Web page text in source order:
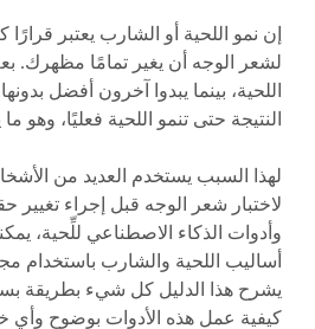
إن نمو اللحية أو الشارب يعتبر
لشعر الوجه أن يغير تمامًا مظهرك.
اللحية، بينما يبدوا آخرون أفضل
النتيجة حتى تنمو اللحية فعليًا، وهو
لهذا السبب يستخدم العديد من
لاختبار شعر الوجه قبل إجراء تغيير
وأدوات الذكاء الاصطناعي للِّحية،
أساليب اللحية والشارب باستخدام
يشرح هذا الدليل كل شيء بطريقة
كيفية عمل هذه الأدوات بوضوح وأي